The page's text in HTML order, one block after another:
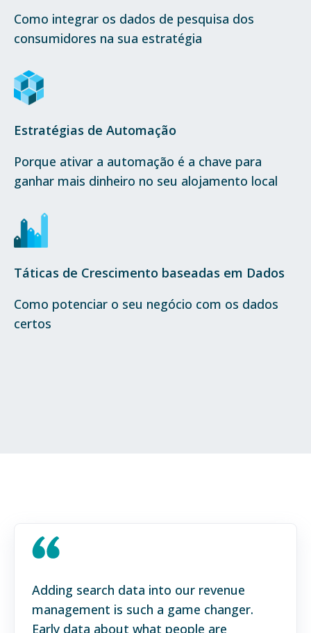
Como integrar os dados de pesquisa dos
consumidores na sua estratégia
Estratégias de Automação
Porque ativar a automação é a chave para
ganhar mais dinheiro no seu alojamento local
Táticas de Crescimento baseadas em Dados
Como potenciar o seu negócio com os dados
certos
Adding search data into our revenue
management is such a game changer.
Early data about what people are